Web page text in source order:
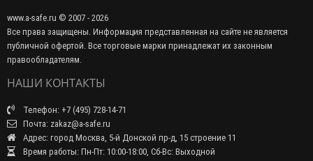
www.a-safe.ru © 2007 - 2026
Все права защищены. Информация представленная на сайте не является
публичной офертой. Все торговые марки принадлежат их законным
правообладателям.
НАШИ КОНТАКТЫ
Телефон: +7 (495) 728-14-71
Почта: zakaz@a-safe.ru
Адрес: город Москва, 5-й Донской пр-д, 15 строение 11
Время работы: Пн-Пт: 10:00-18:00, Сб-Вс: Выходной